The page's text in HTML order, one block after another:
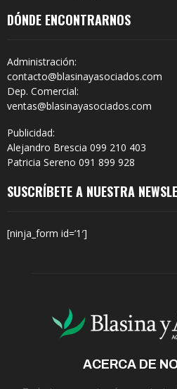
DÓNDE ENCONTRARNOS
Administración:
contacto@blasinayasociados.com
Dep. Comercial:
ventas@blasinayasociados.com
Publicidad:
Alejandro Brescia 099 210 403
Patricia Sereno 091 899 928
SUSCRÍBETE A NUESTRA
[ninja_form id=’1′]
ACERCA DE